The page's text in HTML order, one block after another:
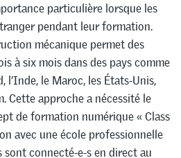
particulière lorsque les
pendant leur formation.
mécanique permet des
à six mois dans des pays comme
l’Inde, le Maroc, les États-Unis,
Cette approche a nécessité le
de formation numérique « Class
avec une école professionnelle
sont connecté-e-s en direct au